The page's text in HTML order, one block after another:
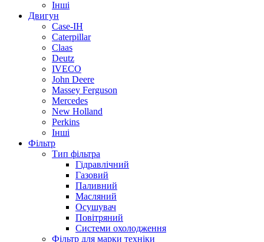
Інші
Двигун
Case-IH
Caterpillar
Claas
Deutz
IVECO
John Deere
Massey Ferguson
Mercedes
New Holland
Perkins
Інші
Фільтр
Тип фільтра
Гідравлічний
Газовий
Паливний
Масляний
Осушувач
Повітряний
Системи охолодження
Фільтр для марки техніки